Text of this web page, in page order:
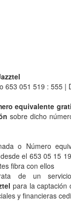
653 051 519 : 555 |
equivalente
sobre dicho
o Número
el 653 05 15
fibra con ellos
de un
para la captación
y financieras